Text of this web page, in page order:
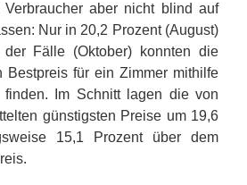
Verbraucher aber nicht blind auf
Nur in 20,2 Prozent (August)
der Fälle (Oktober) konnten die
Bestpreis für ein Zimmer mithilfe
Im Schnitt lagen die von
günstigsten Preise um 19,6
15,1 Prozent über dem